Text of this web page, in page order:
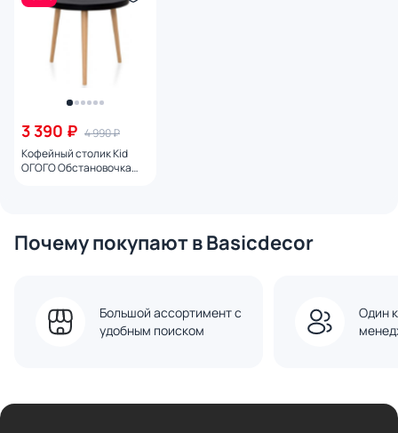
3 390 ₽ 4 990 ₽
Кофейный столик Kid
ОГОГО Обстановочка
Почему покупают в Basicdecor
Большой ассортимент с
удобным поиском
Один